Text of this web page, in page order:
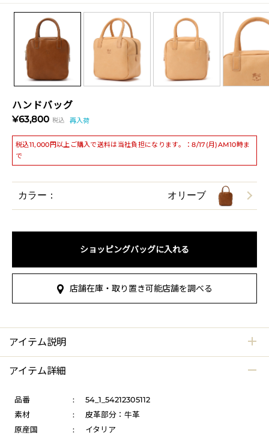
ハンドバッグ
¥63,800 税込 再入荷
税込11,000円以上ご購入で送料は当社負担になります。：8/17(月)AM10時ま
で
カラー： オリーブ
ショッピングバッグに入れる
店舗在庫・取り置き可能店舗を調べる
アイテム説明
アイテム詳細
品番 :
54_1_54212305112
素材
:
皮革部分：牛革
原産国
:
イタリア